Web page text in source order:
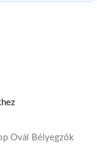
Ovál Bélyegzők